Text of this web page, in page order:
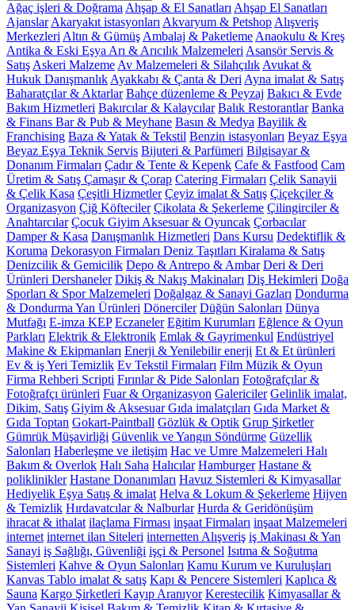
Ağaç işleri & Doğrama Ahşap & El Sanatları Ahşap El Sanatları
Ajanslar Akaryakıt istasyonları Akvaryum & Petshop Alışveriş
Merkezleri Altın & Gümüş Ambalaj & Paketleme Anaokulu & Kreş
Antika & Eski Eşya Arı & Arıcılık Malzemeleri Asansör Servis &
Satış Askeri Malzeme Av Malzemeleri & Silahçılık Avukat &
Hukuk Danışmanlık Ayakkabı & Çanta & Deri Ayna imalat & Satış
Baharatçılar & Aktarlar Bahçe düzenleme & Peyzaj Bakıcı & Evde
Bakım Hizmetleri Bakırcılar & Kalaycılar Balık Restorantlar Banka
& Finans Bar & Pub & Meyhane Basın & Medya Bayilik &
Franchising Baza & Yatak & Tekstil Benzin istasyonları Beyaz Eşya
Beyaz Eşya Teknik Servis Bijuteri & Parfümeri Bilgisayar &
Donanım Firmaları Çadır & Tente & Kepenk Cafe & Fastfood Cam
Üretim & Satış Çamaşır & Çorap Catering Firmaları Çelik Sanayii
& Çelik Kasa Çeşitli Hizmetler Çeyiz imalat & Satış Çiçekçiler &
Organizasyon Çiğ Köfteciler Çikolata & Şekerleme Çilingirciler &
Anahtarcılar Çocuk Giyim Aksesuar & Oyuncak Çorbacılar
Damper & Kasa Danışmanlık Hizmetleri Dans Kursu Dedektiflik &
Koruma Dekorasyon Firmaları Deniz Taşıtları Kiralama & Satış
Denizcilik & Gemicilik Depo & Antrepo & Ambar Deri & Deri
Ürünleri Dershaneler Dikiş & Nakış Makinaları Diş Hekimleri Doğa
Sporları & Spor Malzemeleri Doğalgaz & Sanayi Gazları Dondurma
& Dondurma Yan Ürünleri Dönerciler Düğün Salonları Dünya
Mutfağı E-imza KEP Eczaneler Eğitim Kurumları Eğlence & Oyun
Parkları Elektrik & Elektronik Emlak & Gayrimenkul Endüstriyel
Makine & Ekipmanları Enerji & Yenilebilir enerji Et & Et ürünleri
Ev & iş Yeri Temizlik Ev Tekstil Firmaları Film Müzik & Oyun
Firma Rehberi Scripti Fırınlar & Pide Salonları Fotoğrafçılar &
Fotoğrafçı ürünleri Fuar & Organizasyon Galericiler Gelinlik imalat,
Dikim, Satış Giyim & AksesuarGıda imalatçıları Gıda Market &
Gıda Toptan Gokart-Paintball Gözlük & Optik Grup Şirketler
Gümrük Müşavirliği Güvenlik ve Yangın Söndürme Güzellik
Salonları Haberleşme ve iletişim Hac ve Umre Malzemeleri Halı
Bakım & Overlok Halı Saha Halıcılar Hamburger Hastane &
poliklinikler Hastane Donanımları Havuz Sistemleri & Kimyasallar
Hediyelik Eşya Satış & imalat Helva & Lokum & Şekerleme Hijyen
& Temizlik Hırdavatcılar & Nalburlar Hurda & Geridönüşüm
ihracat & ithalat ilaçlama Firması inşaat Firmaları inşaat Malzemeleri
internet internet ilan Siteleri internetten Alışveriş iş Makinası & Yan
Sanayi iş Sağlığı, Güvenliği işçi & Personel Isıtma & Soğutma
Sistemleri Kahve & Oyun Salonları Kamu Kurum ve Kuruluşları
Kanvas Tablo imalat & satış Kapı & Pencere Sistemleri Kaplıca &
Sauna Kargo Şirketleri Kayıp Aranıyor Kerestecilik Kimyasallar &